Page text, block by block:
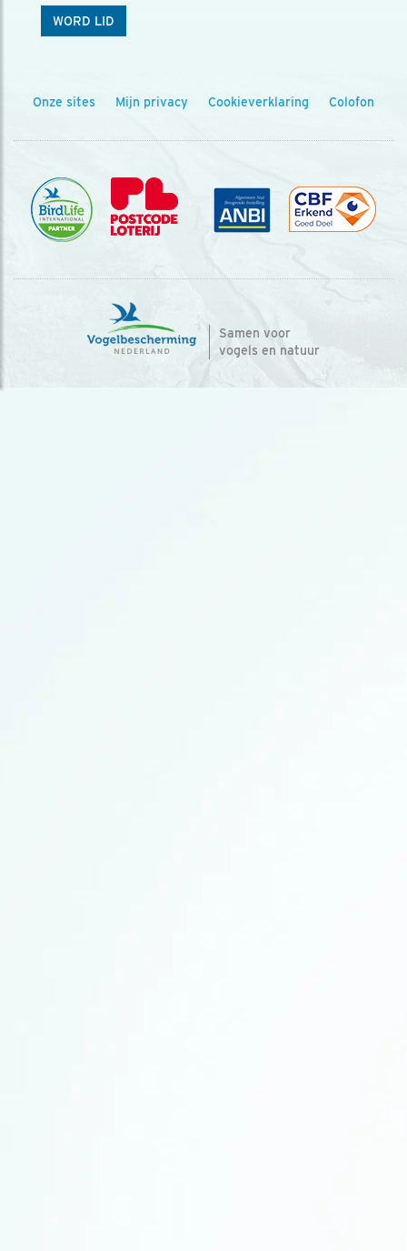
WORD LID
Onze sites Mijn privacy Cookieverklaring Colofon
Samen voor
vogels en natuur